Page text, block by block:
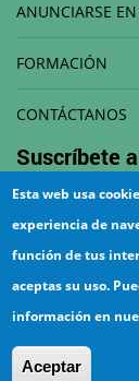
ANUNCIARSE
FORMACIÓN
CONTÁCTANOS
Suscríbete
¡Suscríbete!
Esta web usa
experiencia de
función de tus
aceptas su uso.
información en
Aceptar